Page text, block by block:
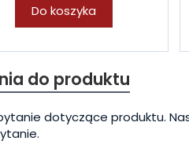
Do koszyka
do produktu
dotyczące produktu.